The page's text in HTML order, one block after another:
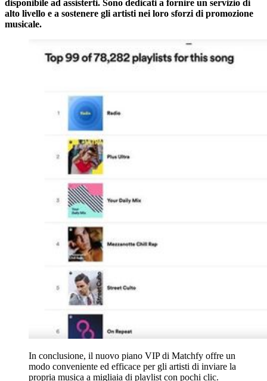
disponibile ad assisterti. Sono dedicati a fornire un servizio di
alto livello e a sostenere gli artisti nei loro sforzi di promozione
musicale.
In conclusione, il nuovo piano VIP di Matchfy offre un
modo conveniente ed efficace per gli artisti di inviare la
propria musica a migliaia di playlist con pochi clic.